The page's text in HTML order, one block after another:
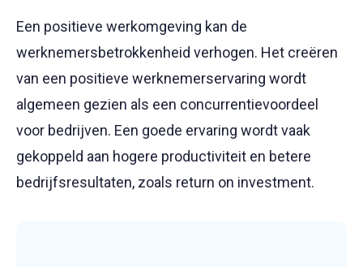
Een positieve werkomgeving kan de
werknemersbetrokkenheid verhogen. Het creëren
van een positieve werknemerservaring wordt
algemeen gezien als een concurrentievoordeel
voor bedrijven. Een goede ervaring wordt vaak
gekoppeld aan hogere productiviteit en betere
bedrijfsresultaten, zoals return on investment.